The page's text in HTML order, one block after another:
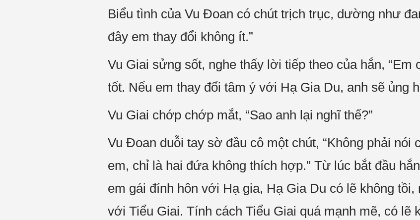
Biểu tình của Vu Đoan có chút trịch trục, dường như
đây em thay đổi không ít.”
Vu Giai sửng sốt, nghe thấy lời tiếp theo của hắn,
tốt. Nếu em thay đổi tâm ý với Hạ Gia Du, anh sẽ ủng
Vu Giai chớp chớp mắt, “Sao anh lại nghĩ thế?”
Vu Đoan duỗi tay sờ đầu cô một chút, “Không phải nói
em, chỉ là hai đứa không thích hợp.” Từ lúc bắt đầu
em gái đính hôn với Hạ gia, Hạ Gia Du có lẽ không
với Tiểu Giai. Tính cách Tiểu Giai quá mạnh mẽ, có lẽ